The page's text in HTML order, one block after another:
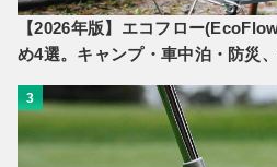
【2026年版】エコフロー
め4選。キャンプ・車中泊・防災
3